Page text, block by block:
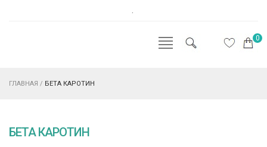
.
0
ГЛАВНАЯ / БЕТА КАРОТИН
БЕТА КАРОТИН